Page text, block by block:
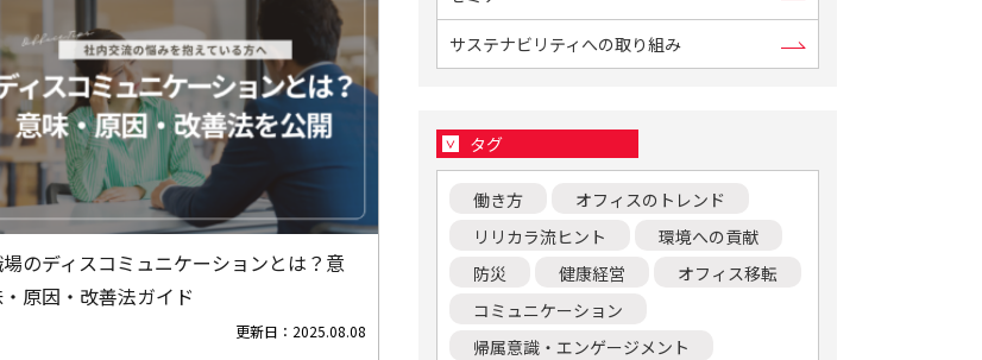
のディスコミュニケーションとは？意
原因・改善法ガイド
更新日： 2025.08.08
サステナビリティへの取り組み
タグ
働き方
オフィスのトレンド
リリカラ流ヒント
環境への貢献
防災
健康経営
オフィス移転
コミュニケーション
帰属意識・エンゲージメント